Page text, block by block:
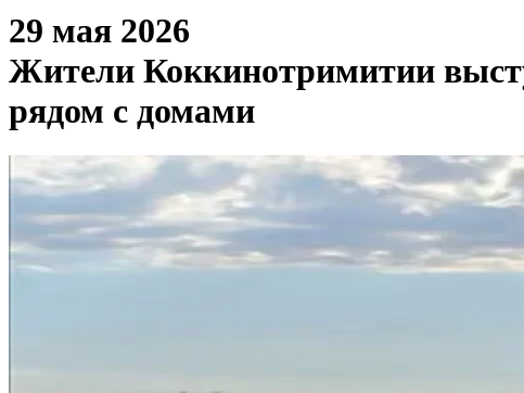
29 мая 2026
Жители Коккинотримитии
рядом с домами